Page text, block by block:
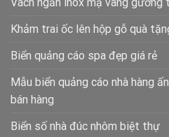
Khảm trai ốc lên hộp gỗ quà
Biển quảng cáo spa đẹp giá rẻ
Mẫu biển quảng cáo nhà hàng
bán hàng
Biển số nhà đúc nhôm biệt thự